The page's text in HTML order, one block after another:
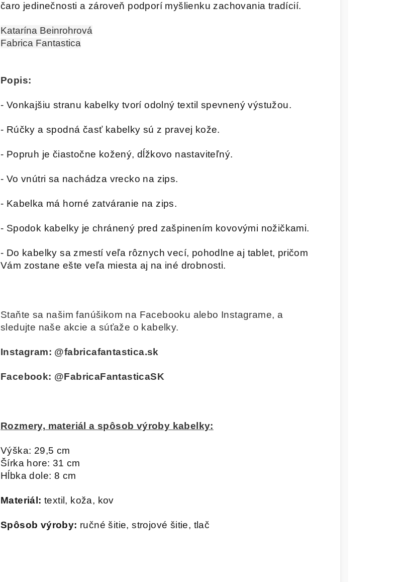
čaro jedinečnosti a zároveň podporí myšlienku zachovania tradícií.
Katarína Beinrohrová
Fabrica Fantastica
Popis:
- Vonkajšiu stranu kabelky tvorí odolný textil spevnený výstužou.
- Rúčky a spodná časť kabelky sú z pravej kože.
- Popruh je čiastočne kožený, dĺžkovo nastaviteľný.
- Vo vnútri sa nachádza vrecko na zips.
- Kabelka má horné zatváranie na zips.
- Spodok kabelky je chránený pred zašpinením kovovými nožičkami.
- Do kabelky sa zmestí veľa rôznych vecí, pohodlne aj tablet, pričom
Vám zostane ešte veľa miesta aj na iné drobnosti.
Staňte sa našim fanúšikom na Facebooku alebo Instagrame, a
sledujte naše akcie a súťaže o kabelky.
Instagram: @fabricafantastica.sk
Facebook: @FabricaFantasticaSK
Rozmery, materiál a spôsob výroby kabelky:
Výška: 29,5 cm
Šírka hore: 31 cm
Hĺbka dole: 8 cm
Materiál: textil, koža, kov
Spôsob výroby: ručné šitie, strojové šitie, tlač